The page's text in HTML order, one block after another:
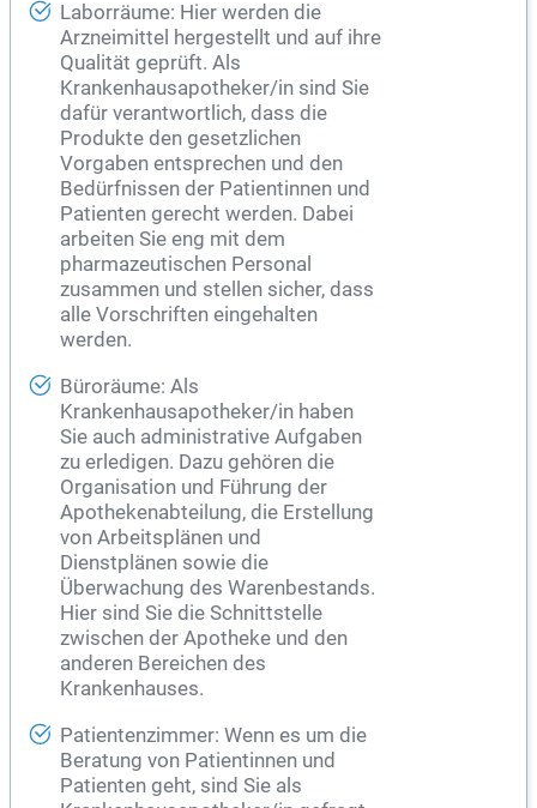
Laborräume: Hier werden die
Arzneimittel hergestellt und auf ihre
Qualität geprüft. Als
Krankenhausapotheker/in sind Sie
dafür verantwortlich, dass die
Produkte den gesetzlichen
Vorgaben entsprechen und den
Bedürfnissen der Patientinnen und
Patienten gerecht werden. Dabei
arbeiten Sie eng mit dem
pharmazeutischen Personal
zusammen und stellen sicher, dass
alle Vorschriften eingehalten
werden.
Büroräume: Als
Krankenhausapotheker/in haben
Sie auch administrative Aufgaben
zu erledigen. Dazu gehören die
Organisation und Führung der
Apothekenabteilung, die Erstellung
von Arbeitsplänen und
Dienstplänen sowie die
Überwachung des Warenbestands.
Hier sind Sie die Schnittstelle
zwischen der Apotheke und den
anderen Bereichen des
Krankenhauses.
Patientenzimmer: Wenn es um die
Beratung von Patientinnen und
Patienten geht, sind Sie als